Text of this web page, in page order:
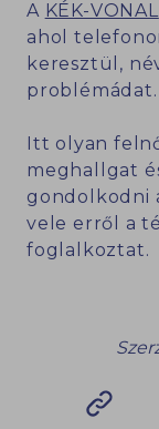
A KÉK-VONAL
ahol
keresztül,
problémádat.
Itt olyan
meghallgat
gondolkodni
vele erről a
foglalkoztat.